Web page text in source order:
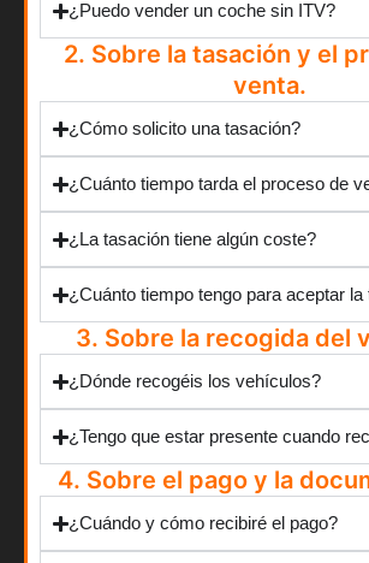
¿Puedo vender un coche sin ITV?
2. Sobre la tasación y el
venta.
¿Cómo solicito una tasación?
¿Cuánto tiempo tarda el proceso de
¿La tasación tiene algún coste?
¿Cuánto tiempo tengo para aceptar la
3. Sobre la recogida del
¿Dónde recogéis los vehículos?
¿Tengo que estar presente cuando
4. Sobre el pago y la
¿Cuándo y cómo recibiré el pago?